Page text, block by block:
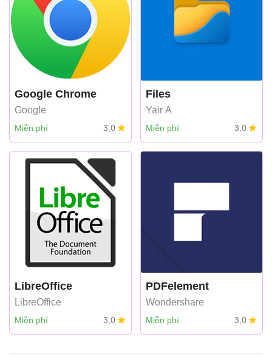
Google Chrome
Google
Miễn phí 3,0
Files
Yair A
Miễn phí 3,0
LibreOffice
LibreOffice
Miễn phí 3,0
PDFelement
Wondershare
Miễn phí 3,0